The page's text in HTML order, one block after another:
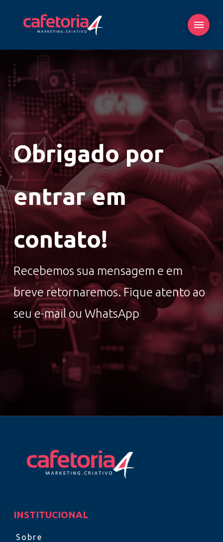
Obrigado por
entrar em
contato!
Recebemos sua mensagem e em
breve retornaremos. Fique atento ao
seu e-mail ou WhatsApp
INSTITUCIONAL
Sobre